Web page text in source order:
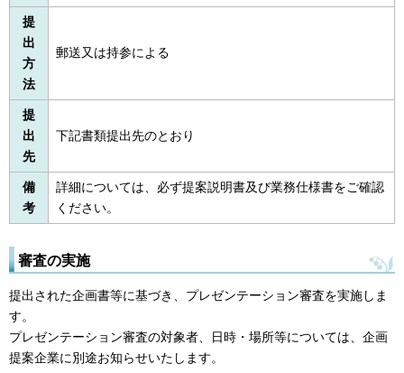
提
出
方
法
郵送又は持参による
提
出
先
下記書類提出先のとおり
備
考
詳細については、必ず提案説明書及び業務仕様書をご確認
ください。
審査の実施
提出された企画書等に基づき、プレゼンテーション審査を実施しま
す。
プレゼンテーション審査の対象者、日時・場所等については、企画
提案企業に別途お知らせいたします。